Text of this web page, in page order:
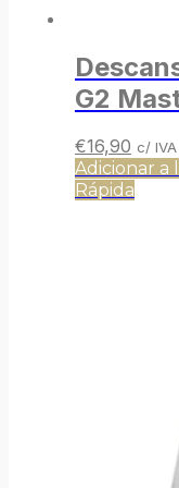
G2
O
preço
original
€16,90O
preço
atual
c/ IVA
Adicionar a
Rápida